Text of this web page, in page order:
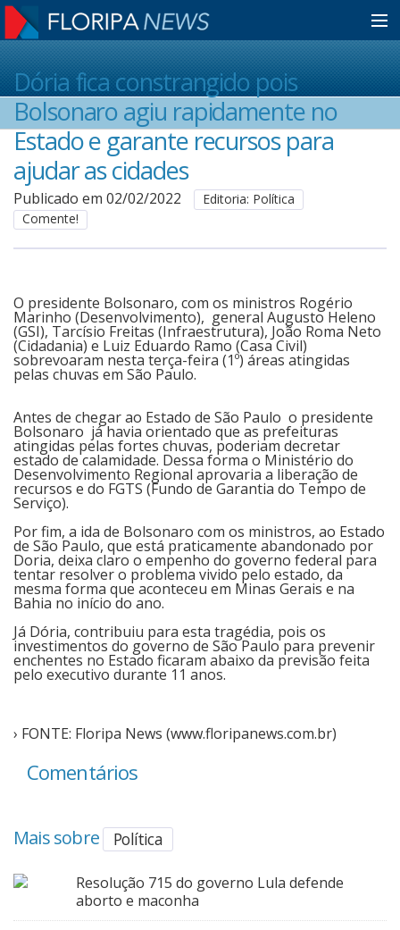
Home
Notícias
Colunistas
Classificados
Guia de Serviços
Anuncie
Cinema
Agenda Cultural
Anuncie
Fale Conosco
Dória fica constrangido pois
Bolsonaro agiu rapidamente no
Estado e garante recursos para
ajudar as cidades
Publicado em 02/02/2022
Editoria: Política
Comente!
O presidente Bolsonaro, com os ministros Rogério
Marinho (Desenvolvimento), general Augusto Heleno
(GSI), Tarcísio Freitas (Infraestrutura), João Roma Neto
(Cidadania) e Luiz Eduardo Ramo (Casa Civil)
sobrevoaram nesta terça-feira (1º) áreas atingidas
pelas chuvas em São Paulo.
Antes de chegar ao Estado de São Paulo o presidente
Bolsonaro já havia orientado que as prefeituras
atingidas pelas fortes chuvas, poderiam decretar
estado de calamidade. Dessa forma o Ministério do
Desenvolvimento Regional aprovaria a liberação de
recursos e do FGTS (Fundo de Garantia do Tempo de
Serviço).
Por fim, a ida de Bolsonaro com os ministros, ao Estado
de São Paulo, que está praticamente abandonado por
Doria, deixa claro o empenho do governo federal para
tentar resolver o problema vivido pelo estado, da
mesma forma que aconteceu em Minas Gerais e na
Bahia no início do ano.
Já Dória, contribuiu para esta tragédia, pois os
investimentos do governo de São Paulo para prevenir
enchentes no Estado ficaram abaixo da previsão feita
pelo executivo durante 11 anos.
› FONTE: Floripa News (www.floripanews.com.br)
Comentários
Mais sobre Política
Resolução 715 do governo Lula defende
aborto e maconha